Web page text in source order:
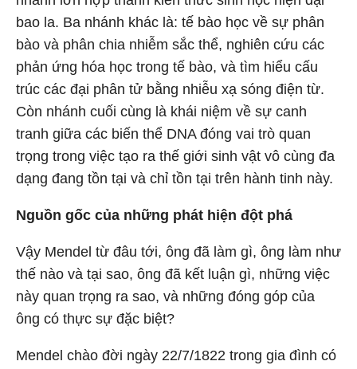
bao la. Ba nhánh khác là: tế bào học về sự phân
bào và phân chia nhiễm sắc thể, nghiên cứu các
phản ứng hóa học trong tế bào, và tìm hiểu cấu
trúc các đại phân tử bằng nhiễu xạ sóng điện từ.
Còn nhánh cuối cùng là khái niệm về sự canh
tranh giữa các biến thể DNA đóng vai trò quan
trọng trong việc tạo ra thế giới sinh vật vô cùng đa
dạng đang tồn tại và chỉ tồn tại trên hành tinh này.
Nguồn gốc của những phát hiện đột phá
Vậy Mendel từ đâu tới, ông đã làm gì, ông làm như
thế nào và tại sao, ông đã kết luận gì, những việc
này quan trọng ra sao, và những đóng góp của
ông có thực sự đặc biệt?
Mendel chào đời ngày 22/7/1822 trong gia đình có